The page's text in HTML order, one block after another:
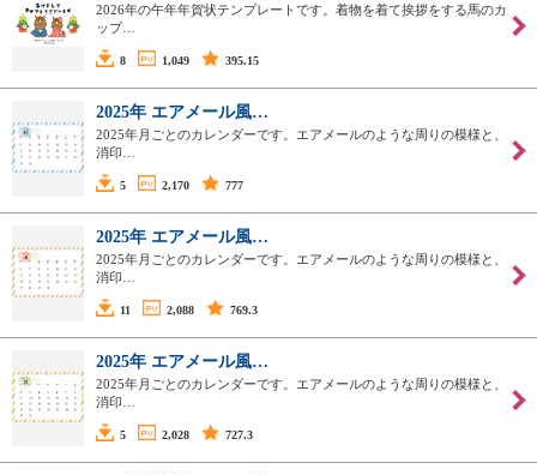
2026年の午年年賀状テンプレートです。着物を着て挨拶をする馬のカ
ップ…
8 1,049 395.15
2025年 エアメール風…
2025年月ごとのカレンダーです。エアメールのような周りの模様と、
消印…
5 2,170 777
2025年 エアメール風…
2025年月ごとのカレンダーです。エアメールのような周りの模様と、
消印…
11 2,088 769.3
2025年 エアメール風…
2025年月ごとのカレンダーです。エアメールのような周りの模様と、
消印…
5 2,028 727.3